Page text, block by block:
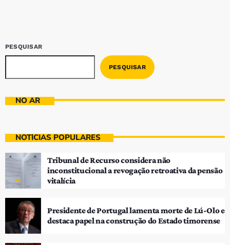
PESQUISAR
PESQUISAR
NO AR
NOTÍCIAS POPULARES
Tribunal de Recurso considera não
inconstitucional a revogação retroativa da pensão
vitalícia
Presidente de Portugal lamenta morte de Lú-Olo e
destaca papel na construção do Estado timorense